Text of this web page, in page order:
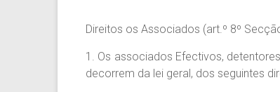
Direitos os Associados (art.º 8º
1. Os associados Efectivos,
decorrem da lei geral, dos seguintes